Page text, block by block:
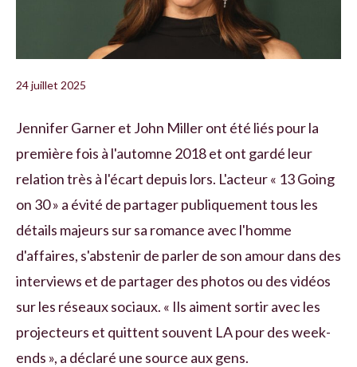
24 juillet 2025
Jennifer Garner et John Miller ont été liés pour la
première fois à l'automne 2018 et ont gardé leur
relation très à l'écart depuis lors. L'acteur « 13 Going
on 30 » a évité de partager publiquement tous les
détails majeurs sur sa romance avec l'homme
d'affaires, s'abstenir de parler de son amour dans des
interviews et de partager des photos ou des vidéos
sur les réseaux sociaux. « Ils aiment sortir avec les
projecteurs et quittent souvent LA pour des week-
ends », a déclaré une source aux gens.